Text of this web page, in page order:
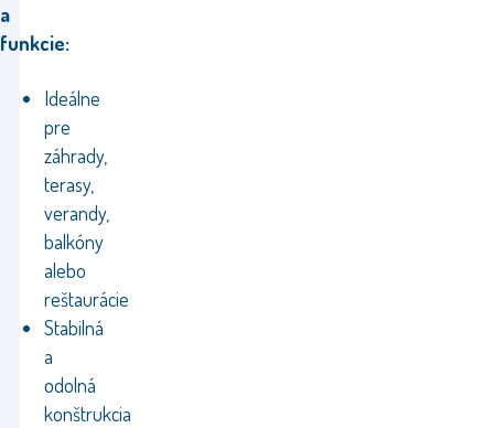
a
funkcie:
Ideálne
pre
záhrady,
terasy,
verandy,
balkóny
alebo
reštaurácie
Stabilná
a
odolná
konštrukcia